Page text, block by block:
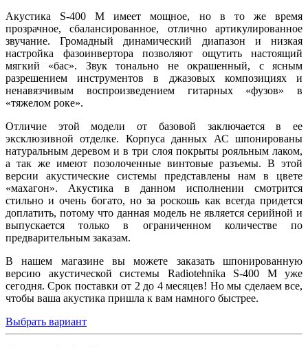
Акустика S-400 M имеет мощное, но в то же время
прозрачное, сбалансированное, отлично артикулированное
звучание. Громадный динамический диапазон и низкая
настройка фазоинвертора позволяют ощутить настоящий
мягкий «бас». Звук тонально не окрашенный, с ясным
разрешением инструментов в джазовых композициях и
ненавязчивым воспроизведением гитарных «фузов» в
«тяжелом роке».
Отличие этой модели от базовой заключается в ее
эксклюзивной отделке. Корпуса данных АС шпонированы
натуральным деревом и в три слоя покрыты рояльным лаком,
а так же имеют позолоченные винтовые разъемы. В этой
версии акустические системы представлены нам в цвете
«махагон». Акустика в данном исполнении смотрится
стильно и очень богато, но за роскошь как всегда придется
доплатить, потому что данная модель не является серийной и
выпускается только в ограниченном количестве по
предварительным заказам.
В нашем магазине вы можете заказать шпонированную
версию акустической системы Radiotehnika S-400 M уже
сегодня. Срок поставки от 2 до 4 месяцев! Но мы сделаем все,
чтобы ваша акустика пришла к вам намного быстрее.
Выбрать вариант